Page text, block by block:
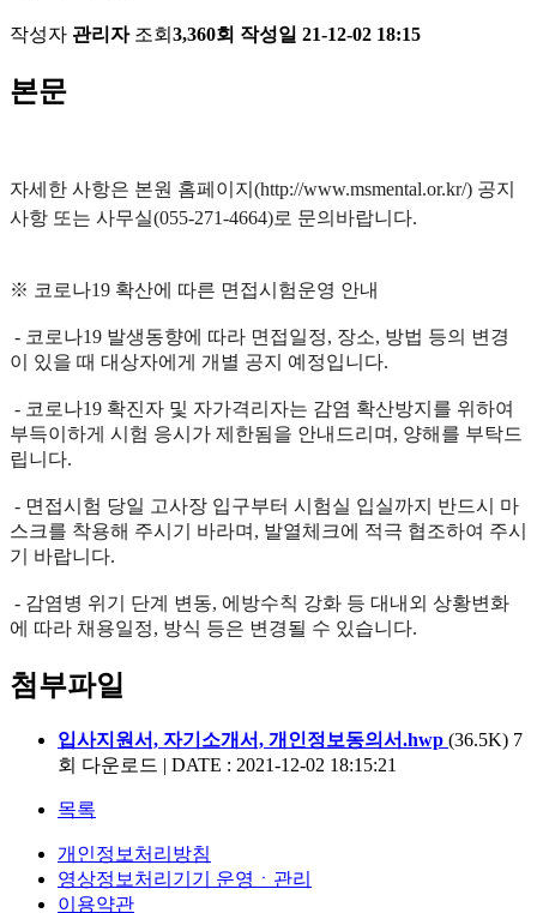
작성자 관리자 조회 3,360회 작성일 21-12-02 18:15
본문
자세한 사항은 본원 홈페이지(http://www.msmental.or.kr/) 공지
사항 또는 사무실(055-271-4664)로 문의바랍니다.
※ 코로나19 확산에 따른 면접시험운영 안내
- 코로나19 발생동향에 따라 면접일정, 장소, 방법 등의 변경
이 있을 때 대상자에게 개별 공지 예정입니다.
- 코로나19 확진자 및 자가격리자는 감염 확산방지를 위하여
부득이하게 시험 응시가 제한됨을 안내드리며, 양해를 부탁드
립니다.
- 면접시험 당일 고사장 입구부터 시험실 입실까지 반드시 마
스크를 착용해 주시기 바라며, 발열체크에 적극 협조하여 주시
기 바랍니다.
- 감염병 위기 단계 변동, 에방수칙 강화 등 대내외 상황변화
에 따라 채용일정, 방식 등은 변경될 수 있습니다.
첨부파일
입사지원서, 자기소개서, 개인정보동의서.hwp (36.5K) 7
회 다운로드 | DATE : 2021-12-02 18:15:21
목록
개인정보처리방침
영상정보처리기기 운영ㆍ관리
이용약관